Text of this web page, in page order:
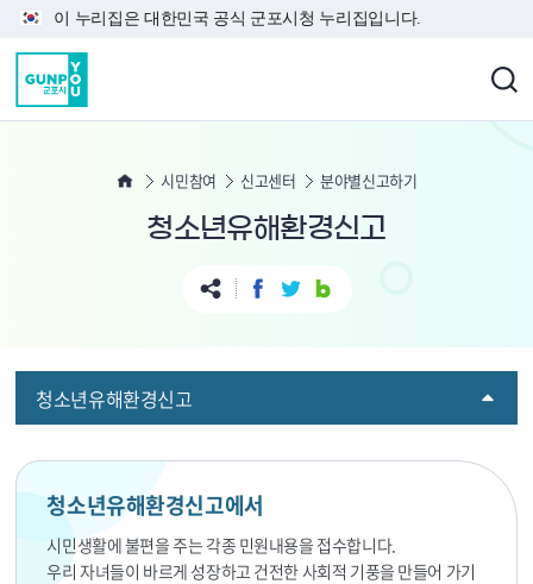
본문 바로가기
이 누리집은 대한민국 공식 군포시청 누리집입니다.
시민참여 신고센터 분야별신고하기
청소년유해환경신고
청소년유해환경신고
청소년유해환경신고에서
시민생활에 불편을 주는 각종 민원내용을 접수합니다.
우리 자녀들이 바르게 성장하고 건전한 사회적 기풍을 만들어 가기